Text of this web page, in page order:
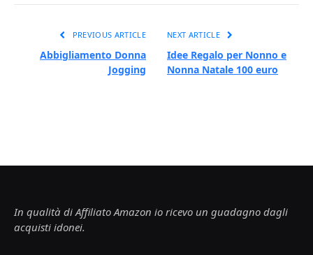
PREVIOUS ARTICLE
Abbigliamento Donna
Jogging
NEXT ARTICLE
Idee Regalo per Nonno e
Nonna Natale 100 euro
In qualità di Affiliato Amazon io ricevo un guadagno dagli
acquisti idonei.